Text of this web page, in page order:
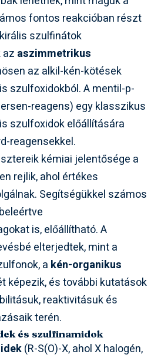
fontos reakcióban részt
szulfinátok
aszimmetrikus
az alkil-kén-kötések
szulfoxidokból. A mentil-p-
reagens) egy klasszikus
szulfoxidok előállítására
reagensekkel.
kémiai jelentősége a
rejlik, ahol értékes
Segítségükkel számos
is, előállítható. A
elterjedtek, mint a
a kén-organikus
képezik, és további kutatások
reaktivitásuk és
terén.
és szulfinamidok
(R-S(O)-X, ahol X halogén,